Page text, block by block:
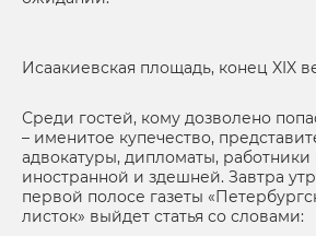
Исаакиевская площадь, конец XIX
Среди гостей, кому дозволено
– именитое купечество,
адвокатуры, дипломаты, работники
иностранной и здешней. Завтра
первой полосе газеты
листок» выйдет статья со словами: